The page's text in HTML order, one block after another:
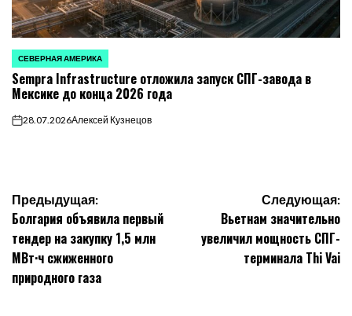
ОПУБЛИКОВАНО
В
СЕВЕРНАЯ АМЕРИКА
Sempra Infrastructure отложила запуск СПГ-завода в
Мексике до конца 2026 года
on28.07.2026Алексей Кузнецов
Навигация
по
записям
Предыдущая:
Болгария объявила первый
тендер на закупку 1,5 млн
МВт·ч сжиженного
природного газа
Следующая:
Вьетнам значительно
увеличил мощность СПГ-
терминала Thi Vai